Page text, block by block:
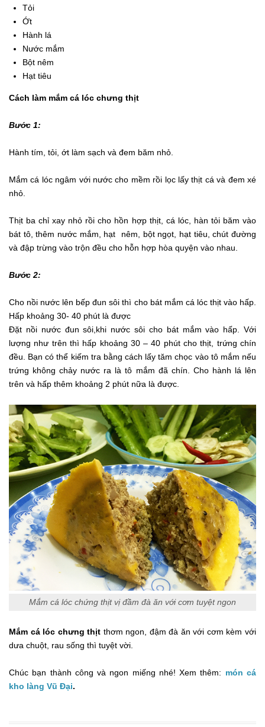
Tỏi
Ớt
Hành lá
Nước mắm
Bột nêm
Hạt tiêu
Cách làm mắm cá lóc chưng thịt
Bước 1:
Hành tím, tỏi, ớt làm sạch và đem băm nhỏ.
Mắm cá lóc ngâm với nước cho mềm rồi lọc lấy thịt cá và đem xé
nhỏ.
Thịt ba chỉ xay nhỏ rồi cho hồn hợp thịt, cá lóc, hàn tỏi băm vào
bát tô, thêm nước mắm, hạt nêm, bột ngọt, hạt tiêu, chút đường
và đập trừng vào trộn đều cho hỗn hợp hòa quyện vào nhau.
Bước 2:
Cho nồi nước lên bếp đun sôi thì cho bát mắm cá lóc thịt vào hấp.
Hấp khoảng 30- 40 phút là được
Đặt nồi nước đun sôi,khi nước sôi cho bát mắm vào hấp. Với
lượng như trên thì hấp khoảng 30 – 40 phút cho thịt, trứng chín
đều. Bạn có thể kiếm tra bằng cách lấy tăm chọc vào tô mắm nếu
trứng không chảy nước ra là tô mắm đã chín. Cho hành lá lên
trên và hấp thêm khoảng 2 phút nữa là được.
Mắm cá lóc chứng thịt vị đầm đà ăn với cơm tuyệt ngon
Mắm cá lóc chưng thịt thơm ngon, đậm đà ăn với cơm kèm với
dưa chuột, rau sống thì tuyệt vời.
Chúc bạn thành công và ngon miếng nhé! Xem thêm: món cá
kho làng Vũ Đại.